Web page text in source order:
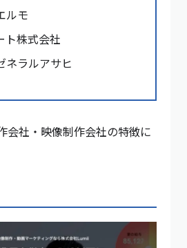
ルモ
ト株式会社
ネラルアサヒ
会社・映像制作会社の特徴に